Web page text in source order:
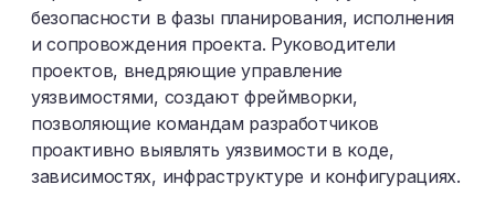
безопасности в фазы планирования, исполнения
и сопровождения проекта. Руководители
проектов, внедряющие управление
уязвимостями, создают фреймворки,
позволяющие командам разработчиков
проактивно выявлять уязвимости в коде,
зависимостях, инфраструктуре и конфигурациях.